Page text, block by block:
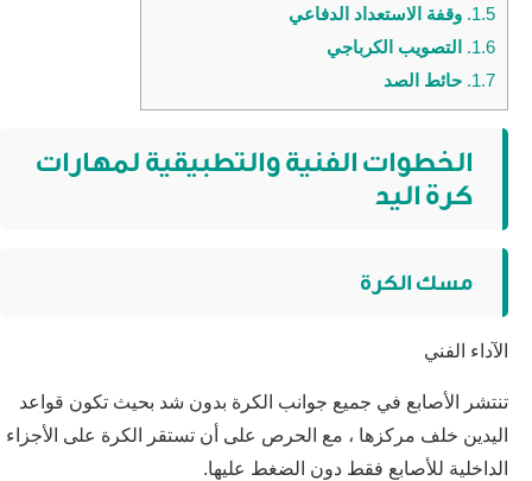
1.5. وقفة الاستعداد الدفاعي
1.6. التصويب الكرباجي
1.7. حائط الصد
الخطوات الفنية والتطبيقية لمهارات
كرة اليد
مسك الكرة
الآداء الفني
تنتشر الأصابع في جميع جوانب الكرة بدون شد بحيث تكون قواعد
اليدين خلف مركزها ، مع الحرص على أن تستقر الكرة على الأجزاء
الداخلية للأصابع فقط دون الضغط عليها.